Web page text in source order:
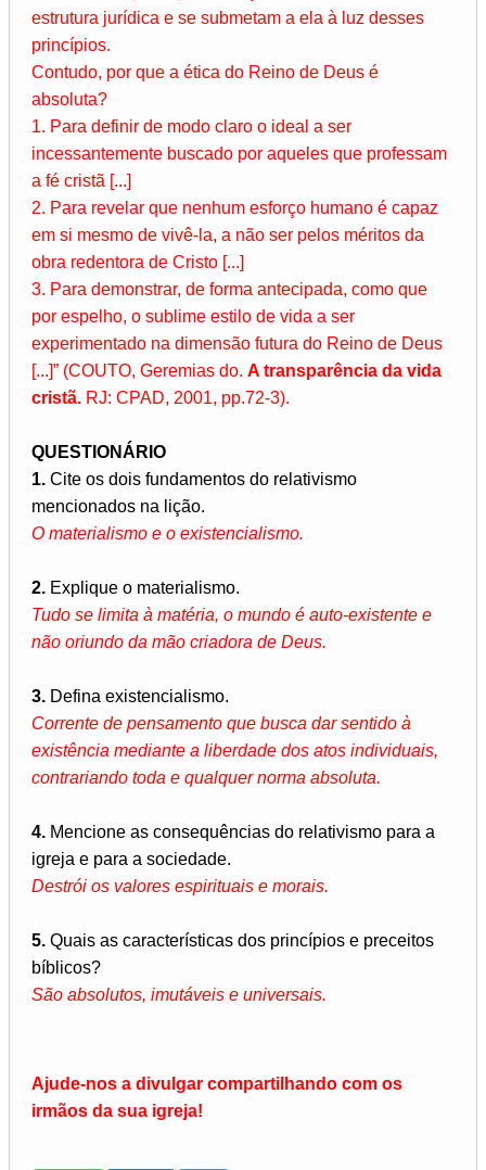
estrutura jurídica e se submetam a ela à luz desses
princípios.
Contudo, por que a ética do Reino de Deus é
absoluta?
1. Para definir de modo claro o ideal a ser
incessantemente buscado por aqueles que professam
a fé cristã [...]
2. Para revelar que nenhum esforço humano é capaz
em si mesmo de vivê-la, a não ser pelos méritos da
obra redentora de Cristo [...]
3. Para demonstrar, de forma antecipada, como que
por espelho, o sublime estilo de vida a ser
experimentado na dimensão futura do Reino de Deus
[...]” (COUTO, Geremias do. A transparência da vida
cristã. RJ: CPAD, 2001, pp.72-3).
QUESTIONÁRIO
1. Cite os dois fundamentos do relativismo
mencionados na lição.
O materialismo e o existencialismo.
2. Explique o materialismo.
Tudo se limita à matéria, o mundo é auto-existente e
não oriundo da mão criadora de Deus.
3. Defina existencialismo.
Corrente de pensamento que busca dar sentido à
existência mediante a liberdade dos atos individuais,
contrariando toda e qualquer norma absoluta.
4. Mencione as consequências do relativismo para a
igreja e para a sociedade.
Destrói os valores espirituais e morais.
5. Quais as características dos princípios e preceitos
bíblicos?
São absolutos, imutáveis e universais.
Ajude-nos a divulgar compartilhando com os
irmãos da sua igreja!